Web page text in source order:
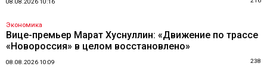
08.08.2026 10:16
Экономика
Вице-премьер Марат Хуснуллин: «Движение по трассе
«Новороссия» в целом восстановлено»
08.08.2026 10:09 238